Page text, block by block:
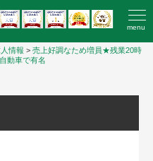
menu
情報 > 売上好調なため増員★残業20時
動車で有名